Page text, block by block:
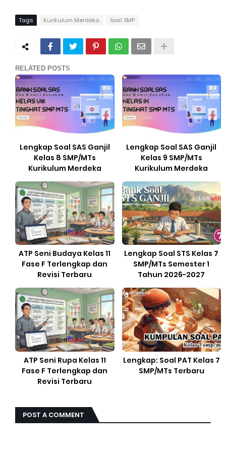
Tags Kurikulum Merdeka Soal SMP
RELATED POSTS
Lengkap Soal SAS Ganjil
Kelas 8 SMP/MTs
Kurikulum Merdeka
Lengkap Soal SAS Ganjil
Kelas 9 SMP/MTs
Kurikulum Merdeka
ATP Seni Budaya Kelas 11
Fase F Terlengkap dan
Revisi Terbaru
Lengkap Soal STS Kelas 7
SMP/MTs Semester 1
Tahun 2026-2027
ATP Seni Rupa Kelas 11
Fase F Terlengkap dan
Revisi Terbaru
Lengkap: Soal PAT Kelas 7
SMP/MTs Terbaru
POST A COMMENT